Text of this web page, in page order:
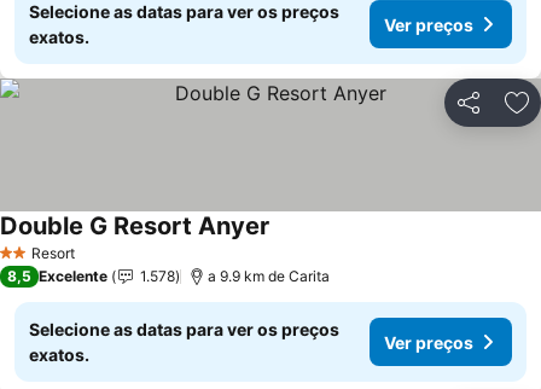
Selecione as datas para ver os preços
exatos.
Ver preços
Partilhar
2 Estrelas
Resort
Double G Resort Anyer
8,5 Excelente 1.578 a 9.9 km de Carita
Selecione as datas para ver os preços
exatos.
Ver preços